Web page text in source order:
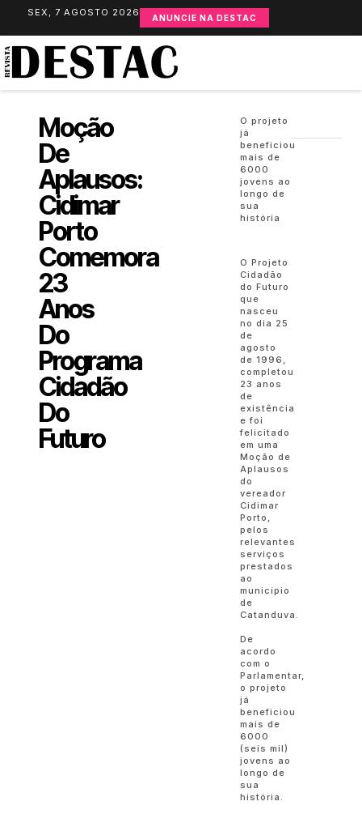
SEX, 7 AGOSTO 2026 ANUNCIE NA DESTAC
Moção
De
Aplausos:
Cidimar
Porto
Comemora
23
Anos
Do
Programa
Cidadão
Do
Futuro
O projeto
já
beneficiou
mais de
6000
jovens ao
longo de
sua
história
O Projeto
Cidadão
do Futuro
que
nasceu
no dia 25
de
agosto
de 1996,
completou
23 anos
de
existência
e foi
felicitado
em uma
Moção de
Aplausos
do
vereador
Cidimar
Porto,
pelos
relevantes
serviços
prestados
ao
município
de
Catanduva.
De
acordo
com o
Parlamentar,
o projeto
já
beneficiou
mais de
6000
(seis mil)
jovens ao
longo de
sua
história.